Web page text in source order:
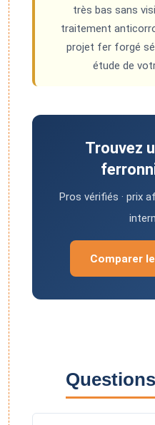
très bas sans
traitement
projet fer forgé
étude de
Trouvez
Pros vérifiés · prix
Comparer